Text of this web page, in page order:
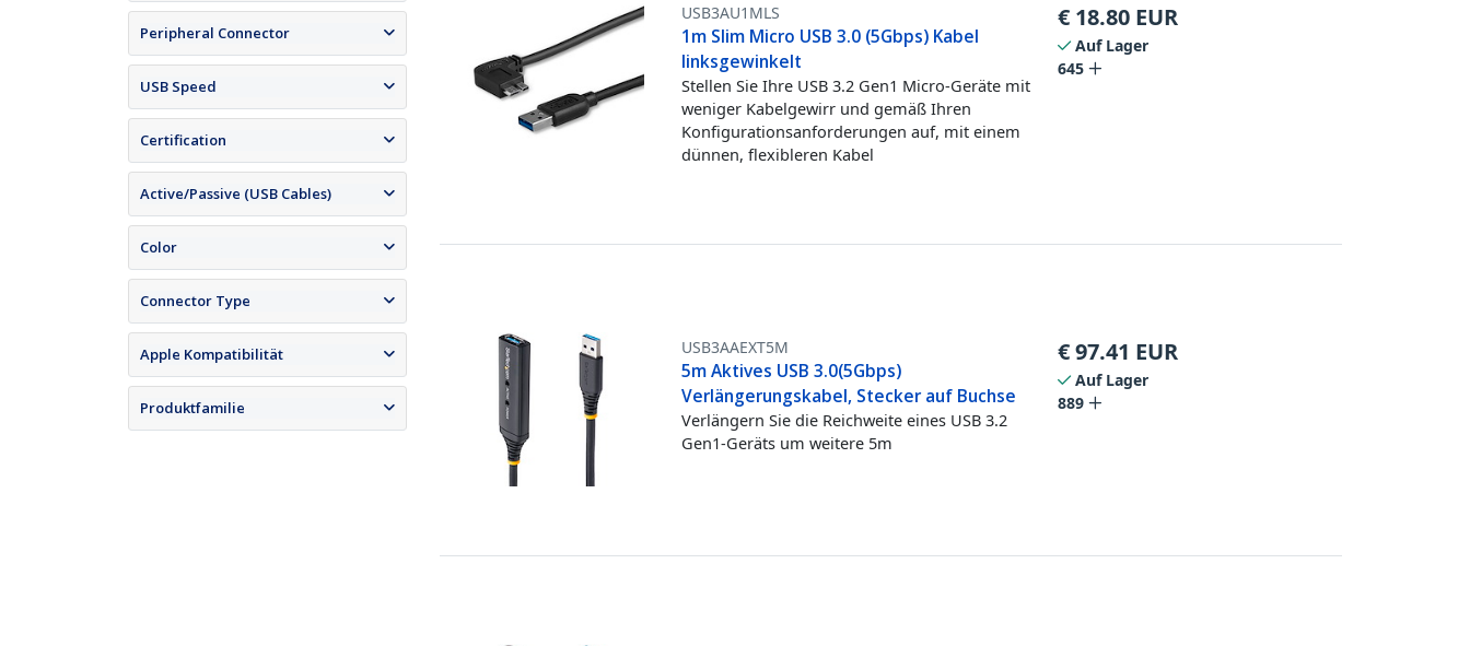
Peripheral Connector
USB Speed
Certification
Active/Passive (USB Cables)
Color
Connector Type
Apple Kompatibilität
Produktfamilie
USB3AU1MLS
1m Slim Micro USB 3.0 (5Gbps) Kabel
linksgewinkelt
Stellen Sie Ihre USB 3.2 Gen1 Micro-Geräte mit
weniger Kabelgewirr und gemäß Ihren
Konfigurationsanforderungen auf, mit einem
dünnen, flexibleren Kabel
€ 18.80 EUR
Auf Lager
645
USB3AAEXT5M
5m Aktives USB 3.0(5Gbps)
Verlängerungskabel, Stecker auf Buchse
Verlängern Sie die Reichweite eines USB 3.2
Gen1-Geräts um weitere 5m
€97.41 EUR
Auf Lager
889